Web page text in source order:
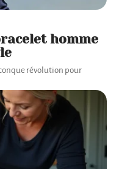
homme
révolution pour